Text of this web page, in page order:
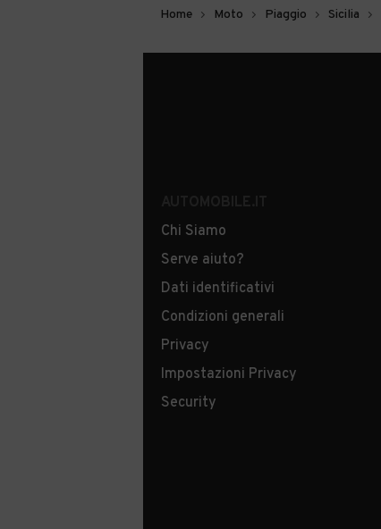
Home Moto Piaggio Sicilia
Chi Siamo
Serve aiuto?
Dati identificativi
Condizioni generali
Privacy
Impostazioni Privacy
Security